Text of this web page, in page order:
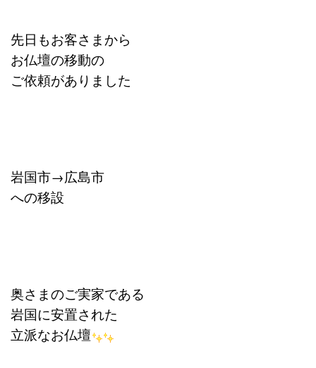
先日もお客さまから
お仏壇の移動の
ご依頼がありました
岩国市→広島市
への移設
奥さまのご実家である
岩国に安置された
立派なお仏壇